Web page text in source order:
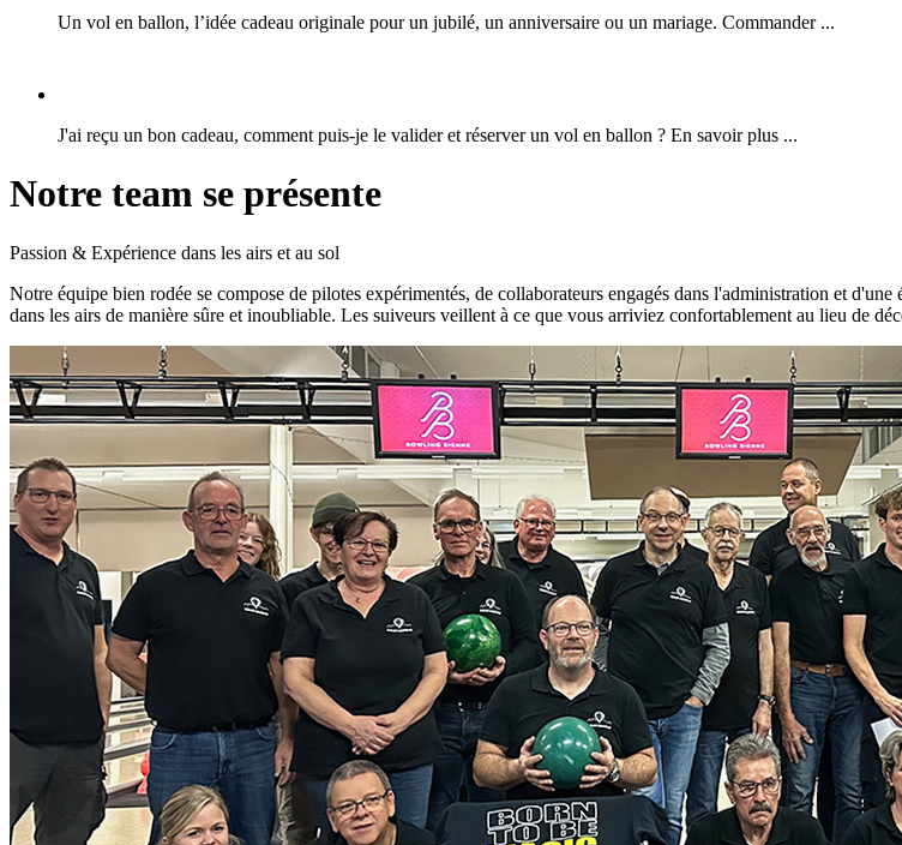
Un vol en ballon, l’idée cadeau originale pour un jubilé, un anniversaire ou un mariage. Commander ...
J'ai reçu un bon cadeau, comment puis-je le valider et réserver un vol en ballon ? En savoir plus ...
Notre team se présente
Passion & Expérience dans les airs et au sol
Notre équipe bien rodée se compose de pilotes expérimentés, de collaborateurs engagés dans l'administration et
dans les airs de manière sûre et inoubliable. Les suiveurs veillent à ce que vous arriviez confortablement au lieu de